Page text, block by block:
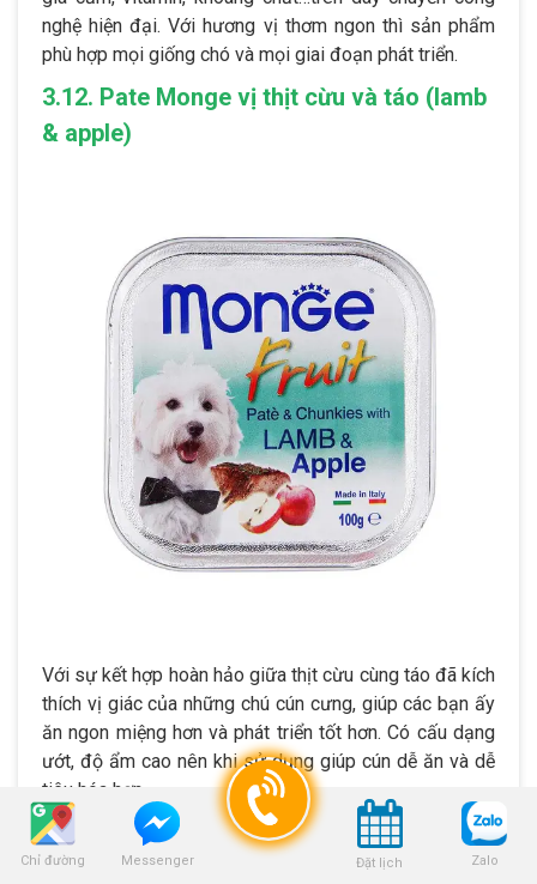
Chỉ đường Messenger Đặt lịch Zalo
nghệ hiện đại. Với hương vị thơm ngon thì sản phẩm
phù hợp mọi giống chó và mọi giai đoạn phát triển.
3.12. Pate Monge vị thịt cừu và táo (lamb
& apple)
Với sự kết hợp hoàn hảo giữa thịt cừu cùng táo đã kích
thích vị giác của những chú cún cưng, giúp các bạn ấy
ăn ngon miệng hơn và phát triển tốt hơn. Có cấu dạng
ướt, độ ẩm cao nên khi sử dụng giúp cún dễ ăn và dễ
tiêu hóa hơn.
3.13. Pate Monge vị cá hồi (salmon)